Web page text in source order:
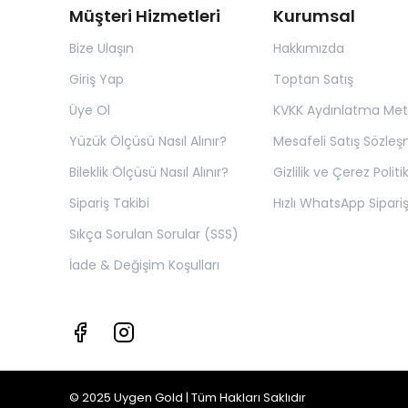
Müşteri Hizmetleri
Bize Ulaşın
Giriş Yap
Üye Ol
Yüzük Ölçüsü Nasıl Alınır?
Bileklik Ölçüsü Nasıl Alınır?
Sipariş Takibi
Sıkça Sorulan Sorular (SSS)
İade & Değişim Koşulları
Kurumsal
Hakkımızda
Toptan Satış
KVKK Aydınlatma
Mesafeli Satış
Gizlilik ve Çerez
Hızlı WhatsApp
© 2025 Uygen Gold | Tüm Hakları Saklıdır